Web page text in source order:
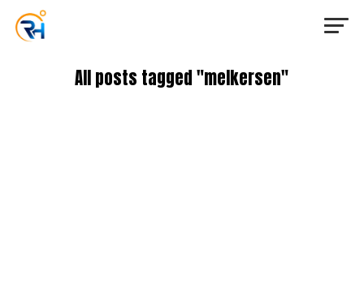
All posts tagged "melkersen"